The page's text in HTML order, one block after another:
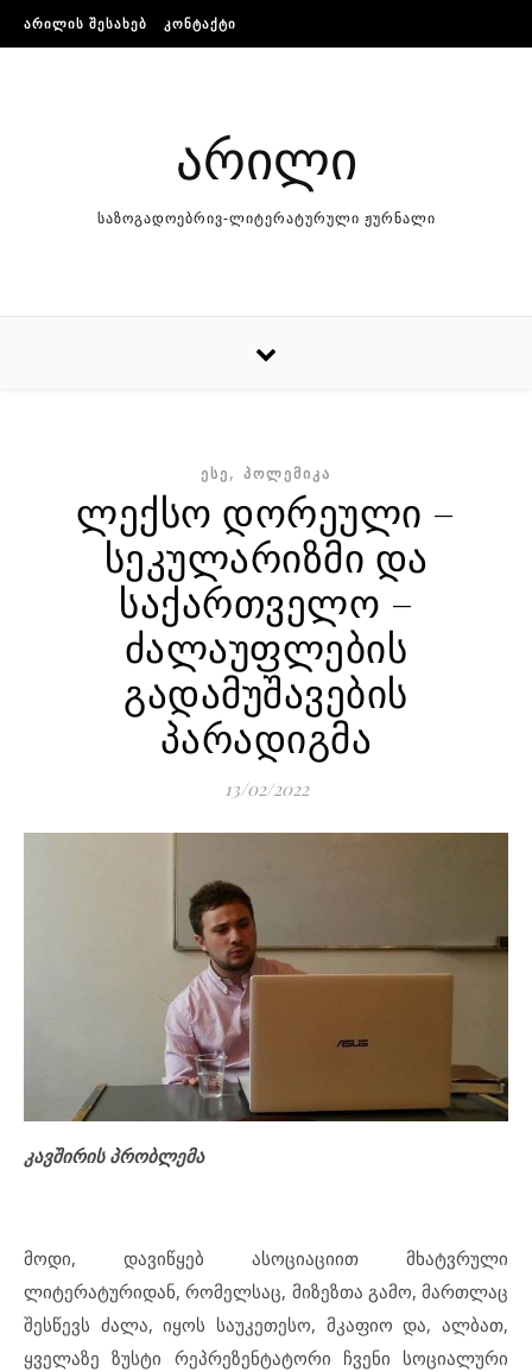
Skip to content
ᲐᲠᲘᲚᲘᲡ ᲨᲔᲡᲐᲮᲔᲑ ᲙᲝᲜᲢᲐᲥᲢᲘ
არილი
საზოგადოებრივ-ლიტერატურული ჟურნალი
ᲔᲡᲔ, ᲞᲝᲚᲔᲛᲘᲙᲐ
ლექსო დორეული –
სეკულარიზმი და
საქართველო –
ძალაუფლების
გადამუშავების
პარადიგმა
13/02/2022
კავშირის პრობლემა
მოდი, დავიწყებ ასოციაციით მხატვრული
ლიტერატურიდან, რომელსაც, მიზეზთა გამო, მართლაც
შესწევს ძალა, იყოს საუკეთესო, მკაფიო და, ალბათ,
ყველაზე ზუსტი რეპრეზენტატორი ჩვენი სოციალური